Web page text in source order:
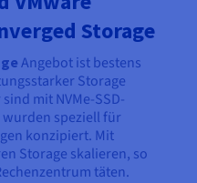
Storage
Angebot ist bestens
Storage
mit NVMe-SSD-
speziell für
konzipiert. Mit
Storage skalieren, so
täten.